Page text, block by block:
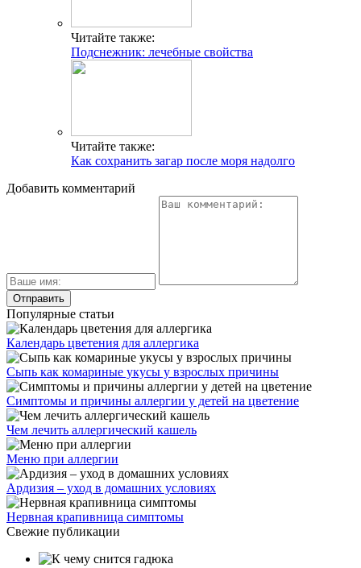
Читайте также:
Подснежник: лечебные свойства
Читайте также:
Как сохранить загар после моря надолго
Добавить комментарий
Популярные статьи
Календарь цветения для аллергика
Сыпь как комариные укусы у взрослых причины
Симптомы и причины аллергии у детей на цветение
Чем лечить аллергический кашель
Меню при аллергии
Ардизия – уход в домашних условиях
Нервная крапивница симптомы
Свежие публикации